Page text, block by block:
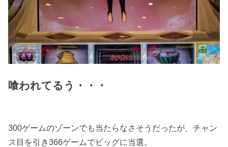
喰われてるう・・・
300ゲームのゾーンでも当たらなさそうだったが、チャン
ス目を引き366ゲームでビッグに当選。